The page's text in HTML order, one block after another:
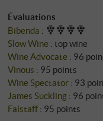
Évaluations
Bibenda :
Slow Wine : top wine
Wine Advocate : 96
Vinous : 95 points
Wine Spectator : 93
James Suckling : 96
Falstaff : 95 points